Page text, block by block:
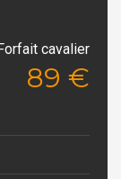
Forfait cavalier
89 €